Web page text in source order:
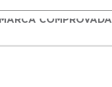
COMPROVADA